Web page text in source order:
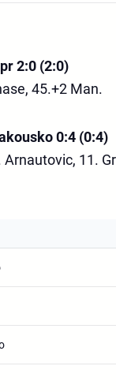
2:0 (2:0)
45.+2 Man.
0:4 (0:4)
Arnautovic, 11.